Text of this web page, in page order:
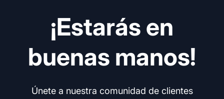
¡Estarás en
buenas manos!
Únete a nuestra comunidad de clientes